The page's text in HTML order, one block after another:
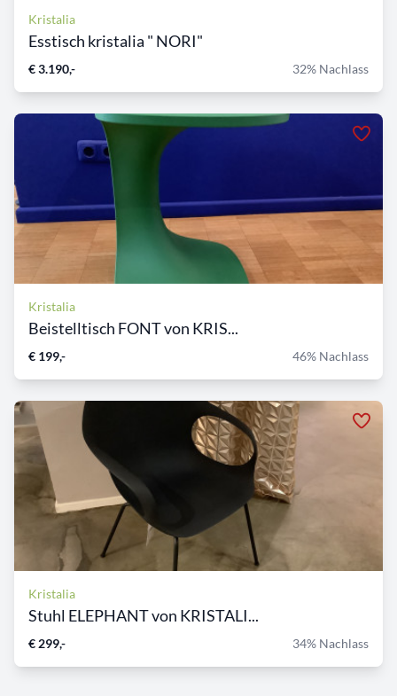
Kristalia
Esstisch kristalia " NORI"
€ 3.190,- 32% Nachlass
Kristalia
Beistelltisch FONT von KRIS...
€ 199,- 46% Nachlass
Kristalia
Stuhl ELEPHANT von KRISTALI...
€ 299,- 34% Nachlass